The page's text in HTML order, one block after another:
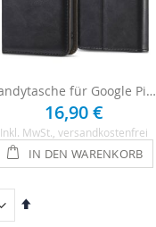
Handytasche für Google Pixel 7 Pro Flipcase - Schwarz
16,90 €
Inkl. MwSt. , versandkostenfrei
IN DEN WARENKORB
In